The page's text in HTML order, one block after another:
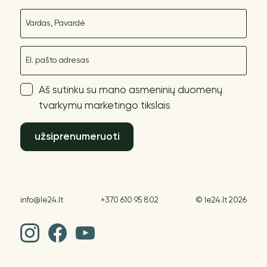
Aš sutinku su mano asmeninių duomenų
tvarkymu marketingo tikslais
užsiprenumeruoti
info@le24.lt +370 610 95 802 © le24.lt 2026